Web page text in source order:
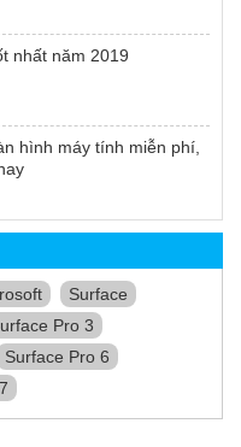
nhất năm 2019
hình máy tính miễn phí,
Surface
Pro 3
Surface Pro 6